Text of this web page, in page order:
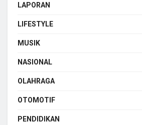
LAPORAN
LIFESTYLE
MUSIK
NASIONAL
OLAHRAGA
OTOMOTIF
PENDIDIKAN